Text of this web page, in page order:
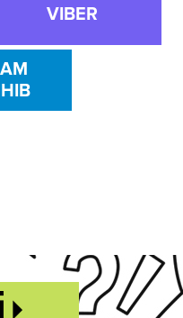
VIBER